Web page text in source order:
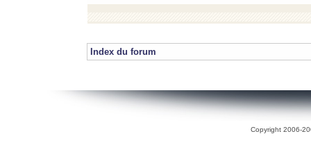
Index du forum
Copyright 2006-